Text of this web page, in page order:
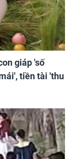
giáp 'số
tiền tài 'thu